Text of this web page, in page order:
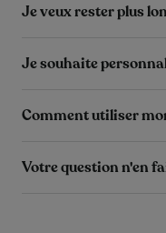
Je veux rester plus
Je souhaite
Comment utiliser
Votre question n'en